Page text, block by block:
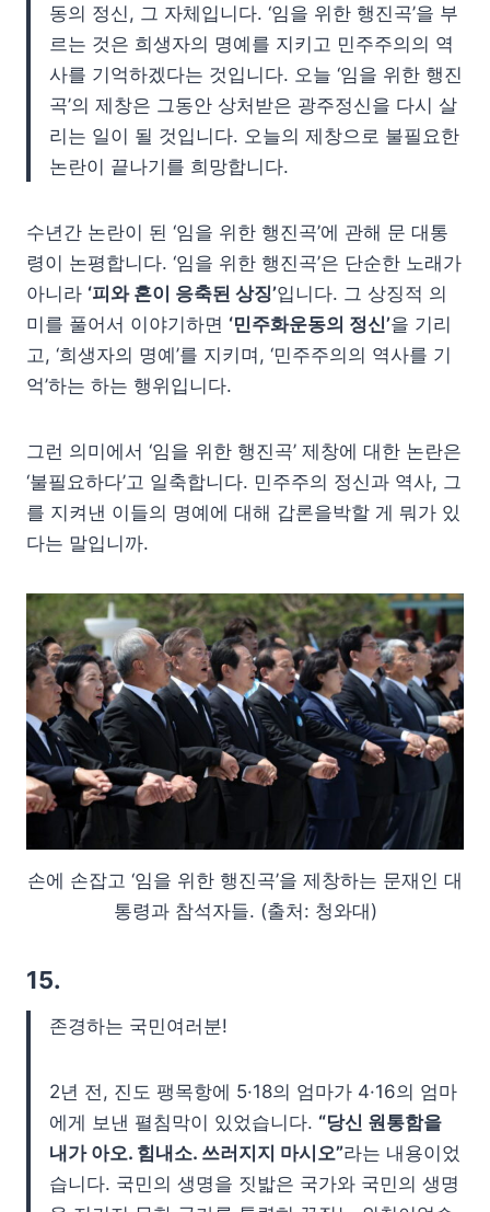
동의 정신, 그 자체입니다. ‘임을 위한 행진곡’을 부
르는 것은 희생자의 명예를 지키고 민주주의의 역
사를 기억하겠다는 것입니다. 오늘 ‘임을 위한 행진
곡’의 제창은 그동안 상처받은 광주정신을 다시 살
리는 일이 될 것입니다. 오늘의 제창으로 불필요한
논란이 끝나기를 희망합니다.
수년간 논란이 된 ‘임을 위한 행진곡’에 관해 문 대통
령이 논평합니다. ‘임을 위한 행진곡’은 단순한 노래가
아니라 ‘피와 혼이 응축된 상징’입니다. 그 상징적 의
미를 풀어서 이야기하면 ‘민주화운동의 정신’을 기리
고, ‘희생자의 명예’를 지키며, ‘민주주의의 역사를 기
억’하는 하는 행위입니다.
그런 의미에서 ‘임을 위한 행진곡’ 제창에 대한 논란은
‘불필요하다’고 일축합니다. 민주주의 정신과 역사, 그
를 지켜낸 이들의 명예에 대해 갑론을박할 게 뭐가 있
다는 말입니까.
손에 손잡고 ‘임을 위한 행진곡’을 제창하는 문재인 대
통령과 참석자들. (출처: 청와대)
15.
존경하는 국민여러분!
2년 전, 진도 팽목항에 5·18의 엄마가 4·16의 엄마
에게 보낸 펼침막이 있었습니다. “당신 원통함을
내가 아오. 힘내소. 쓰러지지 마시오”라는 내용이었
습니다. 국민의 생명을 짓밟은 국가와 국민의 생명